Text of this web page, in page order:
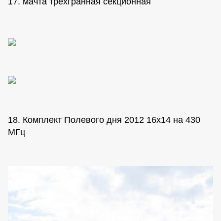
18. Комплект Полевого дня 2012 16х14 на 430
МГц